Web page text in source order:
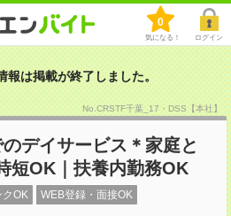
0
気になる！ ログイン
報は掲載が終了しました。
No.CRSTF千葉_17・DSS【本社】
のデイサービス＊家庭と
短OK｜扶養内勤務OK
クOK WEB登録・面接OK